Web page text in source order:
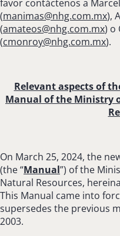
favor contáctenos a
(manimas@nhg.com.mx),
(amateos@nhg.com.mx) o
(cmonroy@nhg.com.mx).
Relevant aspects of
Manual of the Ministry
On March 25, 2024, the
(the “Manual”) of the
Natural Resources,
This Manual came into
supersedes the previous
2003.